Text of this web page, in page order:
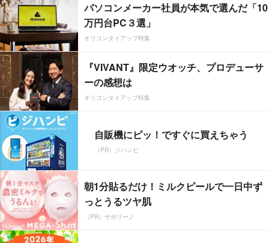
パソコンメーカー社員が本気で選んだ「10
万円台PC３選」
オリコンタイアップ特集
『VIVANT』限定ウオッチ、プロデューサ
ーの感想は
オリコンタイアップ特集
自販機にピッ！ですぐに買えちゃう
（PR）ジハンピ
朝1分貼るだけ！ミルクピールで一日中ず
っとうるツヤ肌
（PR）サボリーノ